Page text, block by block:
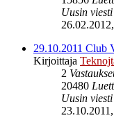
Uusin viesti
29.10.2011 Club
Kirjoittaja
2
20480
Uusin viesti